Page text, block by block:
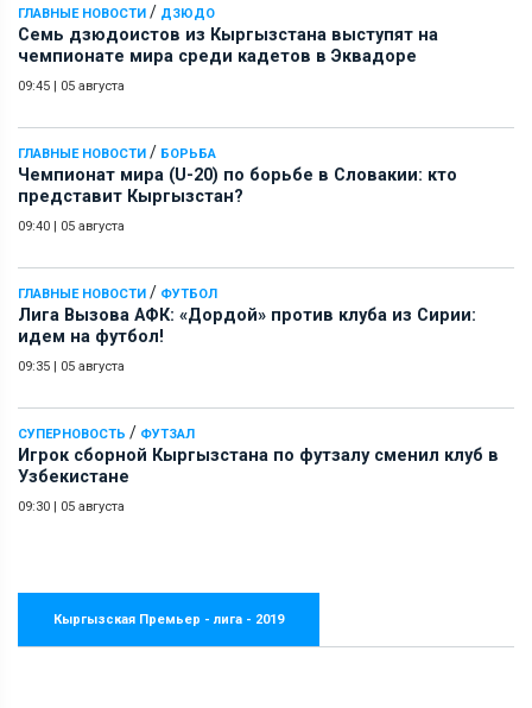
ГЛАВНЫЕ НОВОСТИ / ДЗЮДО
Семь дзюдоистов из Кыргызстана выступят на
чемпионате мира среди кадетов в Эквадоре
09:45 | 05 августа
ГЛАВНЫЕ НОВОСТИ / БОРЬБА
Чемпионат мира (U-20) по борьбе в Словакии: кто
представит Кыргызстан?
09:40 | 05 августа
ГЛАВНЫЕ НОВОСТИ / ФУТБОЛ
Лига Вызова АФК: «Дордой» против клуба из Сирии:
идем на футбол!
09:35 | 05 августа
СУПЕРНОВОСТЬ / ФУТЗАЛ
Игрок сборной Кыргызстана по футзалу сменил клуб в
Узбекистане
09:30 | 05 августа
Кыргызская Премьер - лига - 2019